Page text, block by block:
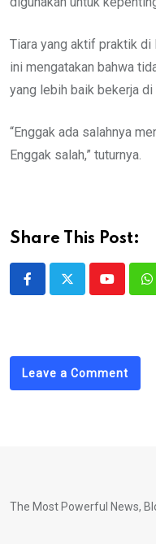
Tiara yang aktif praktik
ini mengatakan bahwa
yang lebih baik bekerja di
“Enggak ada salahnya
Enggak salah,” tuturnya.
Share This Post:
Youtube
Leave a Comment
The Most Powerful News,